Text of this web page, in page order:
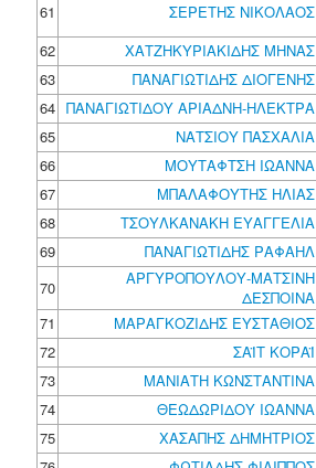
61
ΣΕΡΕΤΗΣ ΝΙΚΟΛΑΟΣ
62
ΧΑΤΖΗΚΥΡΙΑΚΙΔΗΣ ΜΗΝΑΣ
63
ΠΑΝΑΓΙΩΤΙΔΗΣ ΔΙΟΓΕΝΗΣ
64 ΠΑΝΑΓΙΩΤΙΔΟΥ ΑΡΙΑΔΝΗ-ΗΛΕΚΤΡΑ
65
ΝΑΤΣΙΟΥ ΠΑΣΧΑΛΙΑ
66
ΜΟΥΤΑΦΤΣΗ ΙΩΑΝΝΑ
67
ΜΠΑΛΑΦΟΥΤΗΣ ΗΛΙΑΣ
68
ΤΣΟΥΛΚΑΝΑΚΗ ΕΥΑΓΓΕΛΙΑ
69
ΠΑΝΑΓΙΩΤΙΔΗΣ ΡΑΦΑΗΛ
70
ΑΡΓΥΡΟΠΟΥΛΟΥ-ΜΑΤΣΙΝΗ
ΔΕΣΠΟΙΝΑ
71
ΜΑΡΑΓΚΟΖΙΔΗΣ ΕΥΣΤΑΘΙΟΣ
72
ΣΑΪΤ ΚΟΡΑΪ
73
ΜΑΝΙΑΤΗ ΚΩΝΣΤΑΝΤΙΝΑ
74
ΘΕΩΔΩΡΙΔΟΥ ΙΩΑΝΝΑ
75
ΧΑΣΑΠΗΣ ΔΗΜΗΤΡΙΟΣ